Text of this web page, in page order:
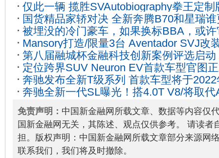
仅此一辆 揽胜SVAutobiography拳王定制
国货精品家轿对决 全新奔腾B70和星瑞
15
被埋没的冷门豪车，如果换标BBA，或
2020-12-17
Mansory打造/限量3台 Aventador SVJ改
第八届融城杯金融科技创新案例评选启
Fintech最佳实践2023-05-23
定位跨界SUV Neuron EV首款车型官图
奔驰发布全新T级系列 首款车型将于
奔驰全新一代SL曝光！搭4.0T V8/将取代
04-09
免责声明： 中国新金融网所载文章、数据等内容仅
国新金融网无关，其陈述、观点仅供参考。 请读者
担。版权声明：中国新金融网所载文章部分来源网
联系我们，我们将及时撤除。